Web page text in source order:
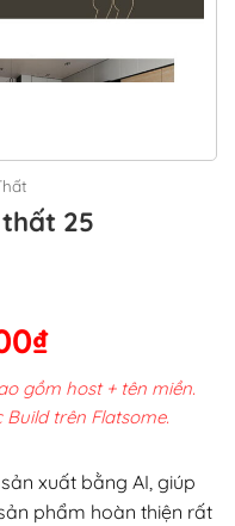
25
₫Giá
hiện
tại
220,000₫.
gồm host + tên miền.
Build trên Flatsome.
xuất bằng AI, giúp
phẩm hoàn thiện rất